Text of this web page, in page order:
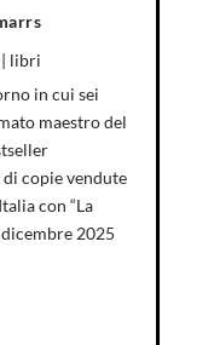
| libri
in cui sei
maestro del
copie vendute
con “La
2025